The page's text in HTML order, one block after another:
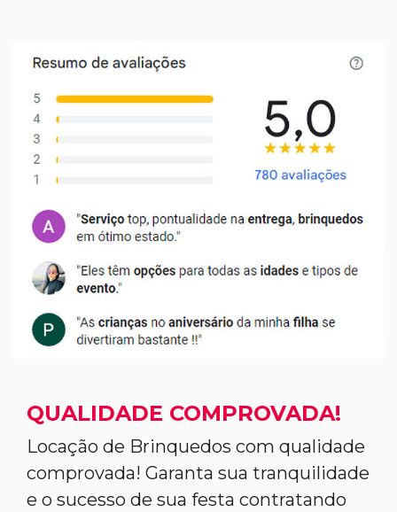
QUALIDADE COMPROVADA!
Locação de Brinquedos com qualidade
comprovada! Garanta sua tranquilidade
e o sucesso de sua festa contratando